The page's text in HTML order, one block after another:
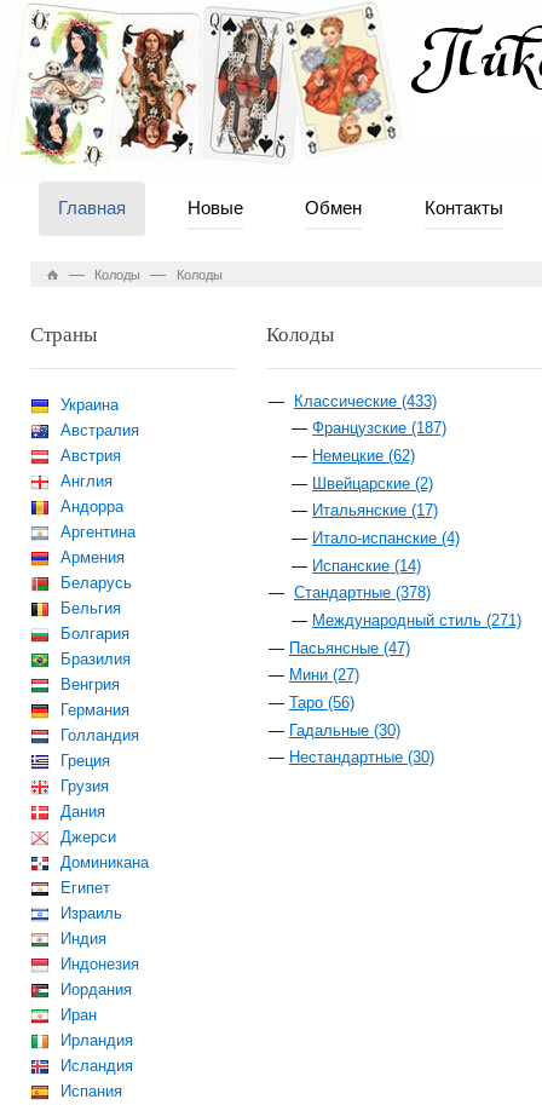
Главная Новые Обмен Контакты
— Колоды — Колоды
Страны
Украина
Австралия
Австрия
Англия
Андорра
Аргентина
Армения
Беларусь
Бельгия
Болгария
Бразилия
Венгрия
Германия
Голландия
Греция
Грузия
Дания
Джерси
Доминикана
Египет
Израиль
Индия
Индонезия
Иордания
Иран
Ирландия
Исландия
Испания
Колоды
Классические (433)
Французские (187)
Немецкие (62)
Швейцарские (2)
Итальянские (17)
Итало-испанские (4)
Испанские (14)
Стандартные (378)
Международный стиль (271)
Пасьянсные (47)
Мини (27)
Таро (56)
Гадальные (30)
Нестандартные (30)